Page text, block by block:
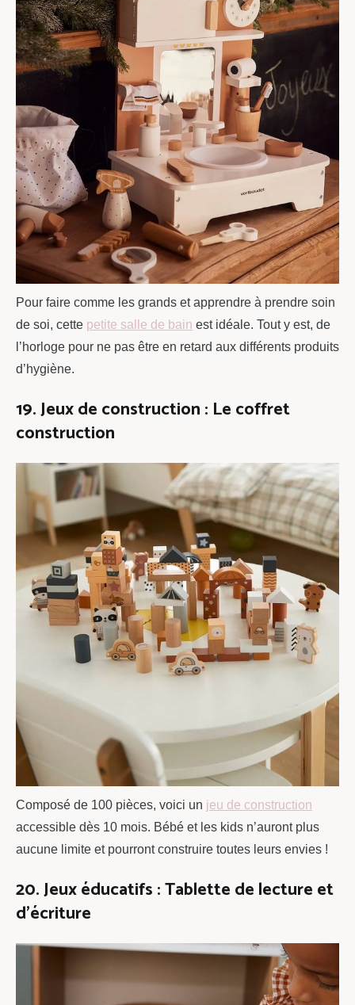
Pour faire comme les grands et apprendre à prendre soin
de soi, cette petite salle de bain est idéale. Tout y est, de
l’horloge pour ne pas être en retard aux différents produits
d’hygiène.
19. Jeux de construction : Le coffret
construction
Composé de 100 pièces, voici un jeu de construction
accessible dès 10 mois. Bébé et les kids n’auront plus
aucune limite et pourront construire toutes leurs envies !
20. Jeux éducatifs : Tablette de lecture et
d’écriture